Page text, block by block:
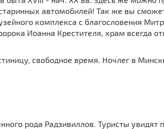
автомобилей! Так же вы
комплекса с благословения
Иоанна Крестителя, храм всегда
свободное время. Ночлег в
рода Радзивиллов. Туристы увидят